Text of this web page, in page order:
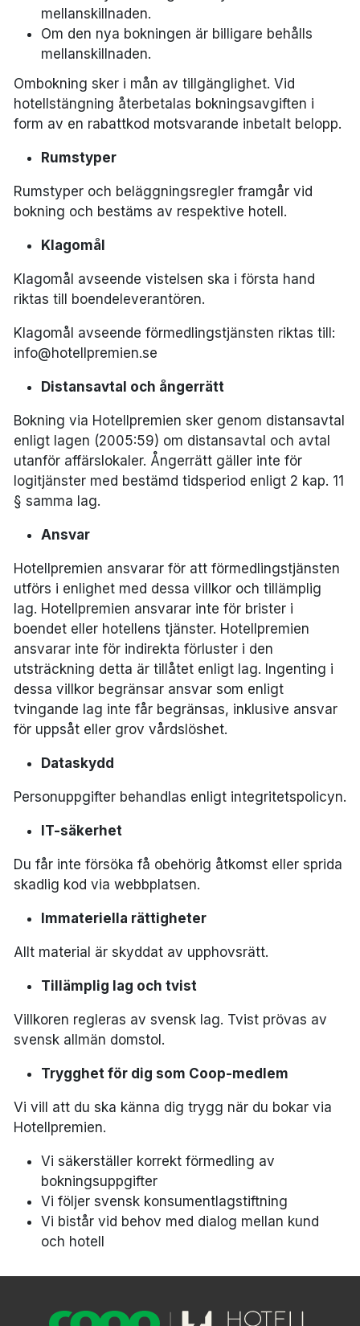
mellanskillnaden.
Om den nya bokningen är billigare behålls
mellanskillnaden.
Ombokning sker i mån av tillgänglighet. Vid
hotellstängning återbetalas bokningsavgiften i
form av en rabattkod motsvarande inbetalt belopp.
Rumstyper
Rumstyper och beläggningsregler framgår vid
bokning och bestäms av respektive hotell.
Klagomål
Klagomål avseende vistelsen ska i första hand
riktas till boendeleverantören.
Klagomål avseende förmedlingstjänsten riktas till:
info@hotellpremien.se
Distansavtal och ångerrätt
Bokning via Hotellpremien sker genom distansavtal
enligt lagen (2005:59) om distansavtal och avtal
utanför affärslokaler. Ångerrätt gäller inte för
logitjänster med bestämd tidsperiod enligt 2 kap. 11
§ samma lag.
Ansvar
Hotellpremien ansvarar för att förmedlingstjänsten
utförs i enlighet med dessa villkor och tillämplig
lag. Hotellpremien ansvarar inte för brister i
boendet eller hotellens tjänster. Hotellpremien
ansvarar inte för indirekta förluster i den
utsträckning detta är tillåtet enligt lag. Ingenting i
dessa villkor begränsar ansvar som enligt
tvingande lag inte får begränsas, inklusive ansvar
för uppsåt eller grov vårdslöshet.
Dataskydd
Personuppgifter behandlas enligt integritetspolicyn.
IT-säkerhet
Du får inte försöka få obehörig åtkomst eller sprida
skadlig kod via webbplatsen.
Immateriella rättigheter
Allt material är skyddat av upphovsrätt.
Tillämplig lag och tvist
Villkoren regleras av svensk lag. Tvist prövas av
svensk allmän domstol.
Trygghet för dig som Coop-medlem
Vi vill att du ska känna dig trygg när du bokar via
Hotellpremien.
Vi säkerställer korrekt förmedling av
bokningsuppgifter
Vi följer svensk konsumentlagstiftning
Vi bistår vid behov med dialog mellan kund
och hotell